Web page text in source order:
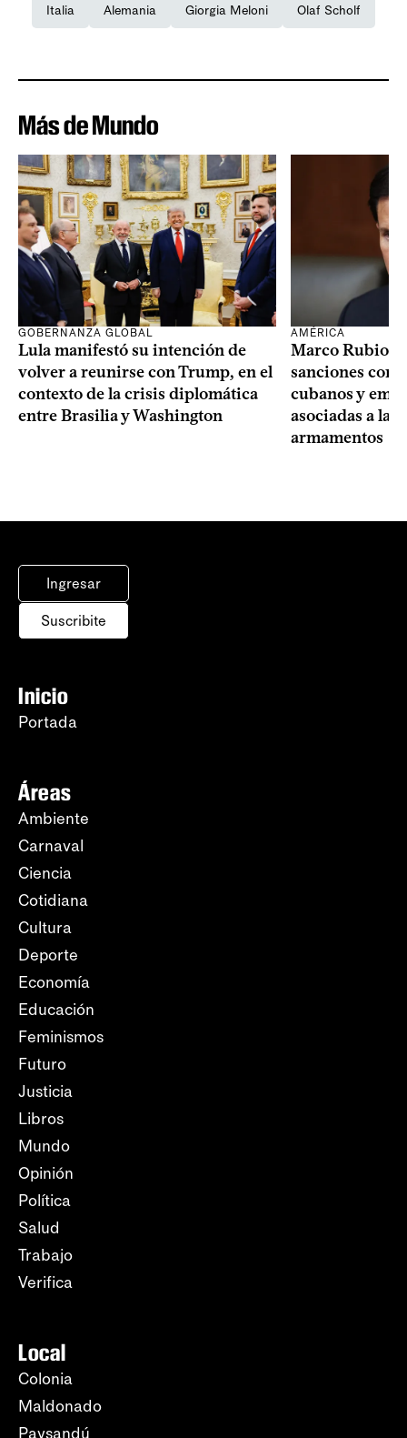
Italia Alemania Giorgia Meloni Olaf Scholf
Más de Mundo
GOBERNANZA GLOBAL
Lula manifestó su intención de
volver a reunirse con Trump, en el
contexto de la crisis diplomática
entre Brasilia y Washington
AMÉRICA
Marco Rubio
sanciones
cubanos y
asociadas a la
armamentos
Ingresar
Suscribite
Inicio
Portada
Áreas
Ambiente
Carnaval
Ciencia
Cotidiana
Cultura
Deporte
Economía
Educación
Feminismos
Futuro
Justicia
Libros
Mundo
Opinión
Política
Salud
Trabajo
Verifica
Local
Colonia
Maldonado
Paysandú